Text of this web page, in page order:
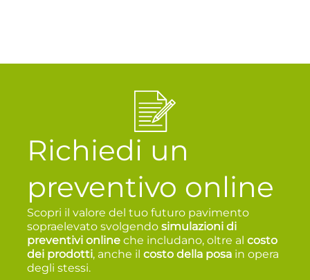
Richiedi un
preventivo online
Scopri il valore del tuo futuro pavimento
sopraelevato svolgendosimulazioni di
preventivi online che includano, oltre alcosto
dei prodotti, anche ilcosto della posa in opera
degli stessi.